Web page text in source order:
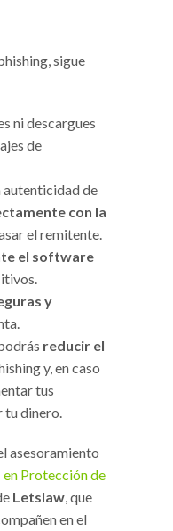
sigue
ni descargues
de
autenticidad de
con la
el remitente.
el software
y
reducir el
y, en caso
tus
tu dinero.
asesoramiento
Protección de
Letslaw, que
en el